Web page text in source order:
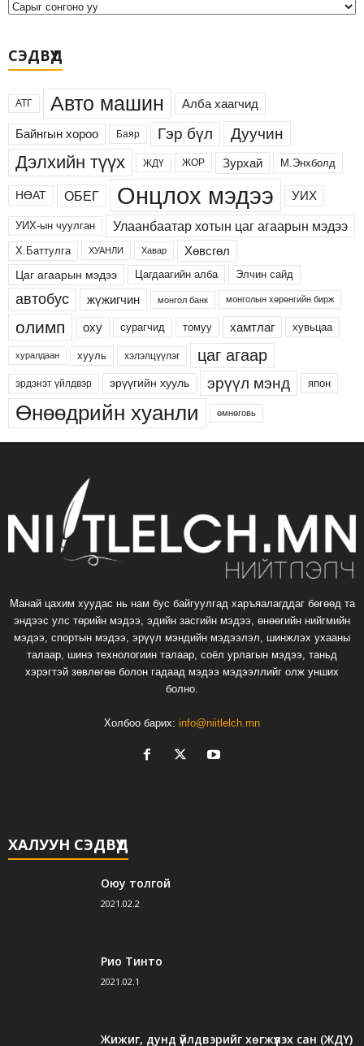
и
СЭДВҮҮД
АТГ Авто машин Алба хаагчид
Байнгын хороо Баяр Гэр бүл Дуучин
Дэлхийн түүх ЖДҮ ЖОР Зурхай М.Энхболд
НӨАТ ОБЕГ Онцлох мэдээ УИХ
УИХ-ын чуулган Улаанбаатар хотын цаг агаарын мэдээ
Х.Баттулга ХУАНЛИ Хавар Хөвсгөл
Цаг агаарын мэдээ Цагдаагийн алба Элчин сайд
автобус жүжигчин монгол банк монголын хөрөнгийн бирж
олимп оху сурагчид томуу хамтлаг хувьцаа
хуралдаан хууль хэлэлцүүлэг цаг агаар
эрдэнэт үйлдвэр эрүүгийн хууль эрүүл мэнд япон
Өнөөдрийн хуанли өмнөговь
Манай цахим хуудас нь нам бус байгуулгад харъяалагддаг бөгөөд та
эндээс улс төрийн мэдээ, эдийн засгийн мэдээ, өнөөгийн нийгмийн
мэдээ, спортын мэдээ, эрүүл мэндийн мэдээлэл, шинжлэх ухааны
талаар, шинэ технологиин талаар, соёл урлагын мэдээ, таньд
хэрэгтэй зөвлөгөө болон гадаад мэдээ мэдээллийг олж унших
болно.
Холбоо барих: info@niitlelch.mn
ХАЛУУН СЭДВҮҮД
Оюу толгой
2021.02.2
Рио Тинто
2021.02.1
Жижиг, дунд үйлдвэрийг хөгжүүлэх сан (ЖДҮ)